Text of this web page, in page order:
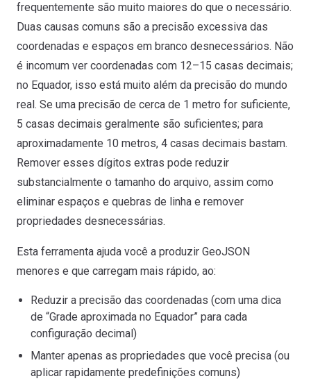
frequentemente são muito maiores do que o necessário.
Duas causas comuns são a precisão excessiva das
coordenadas e espaços em branco desnecessários. Não
é incomum ver coordenadas com 12–15 casas decimais;
no Equador, isso está muito além da precisão do mundo
real. Se uma precisão de cerca de 1 metro for suficiente,
5 casas decimais geralmente são suficientes; para
aproximadamente 10 metros, 4 casas decimais bastam.
Remover esses dígitos extras pode reduzir
substancialmente o tamanho do arquivo, assim como
eliminar espaços e quebras de linha e remover
propriedades desnecessárias.
Esta ferramenta ajuda você a produzir GeoJSON
menores e que carregam mais rápido, ao:
Reduzir a precisão das coordenadas (com uma dica
de “Grade aproximada no Equador” para cada
configuração decimal)
Manter apenas as propriedades que você precisa (ou
aplicar rapidamente predefinições comuns)